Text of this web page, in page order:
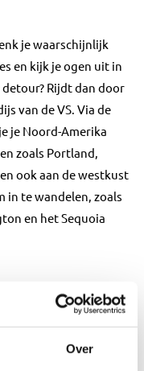
Over
je waarschijnlijk
en kijk je ogen uit in
Rijdt dan door
van de VS. Via de
je Noord-Amerika
zoals Portland,
ook aan de westkust
in te wandelen, zoals
en het Sequoia
. Nergens ter
als in dit land. Je